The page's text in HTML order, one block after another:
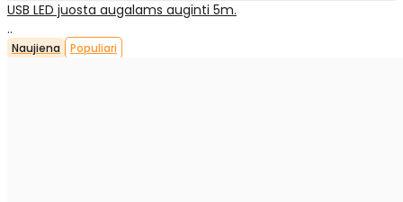
USB LED juosta augalams auginti 5m.
..
Naujiena Populiari